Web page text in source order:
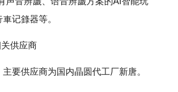
记錄器等。
供应商
要供应商为国内晶圆代工厂新唐。